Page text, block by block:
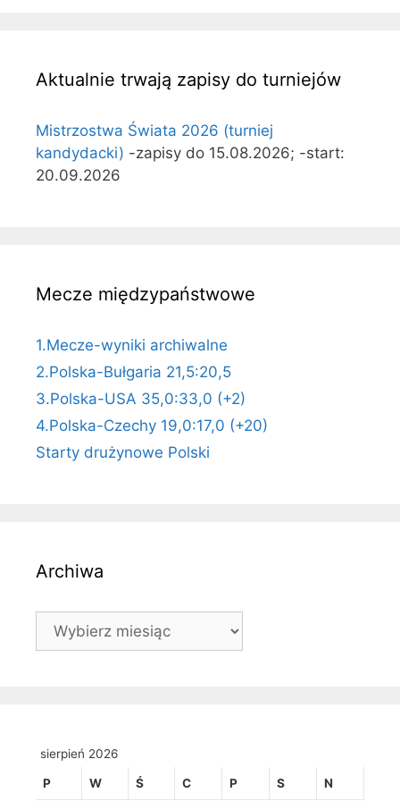
Aktualnie trwają zapisy do turniejów
Mistrzostwa Świata 2026 (turniej
kandydacki) -zapisy do 15.08.2026; -start:
20.09.2026
Mecze międzypaństwowe
1.Mecze-wyniki archiwalne
2.Polska-Bułgaria 21,5:20,5
3.Polska-USA 35,0:33,0 (+2)
4.Polska-Czechy 19,0:17,0 (+20)
Starty drużynowe Polski
Archiwa
Archiwa
sierpień 2026
P W Ś C P S N